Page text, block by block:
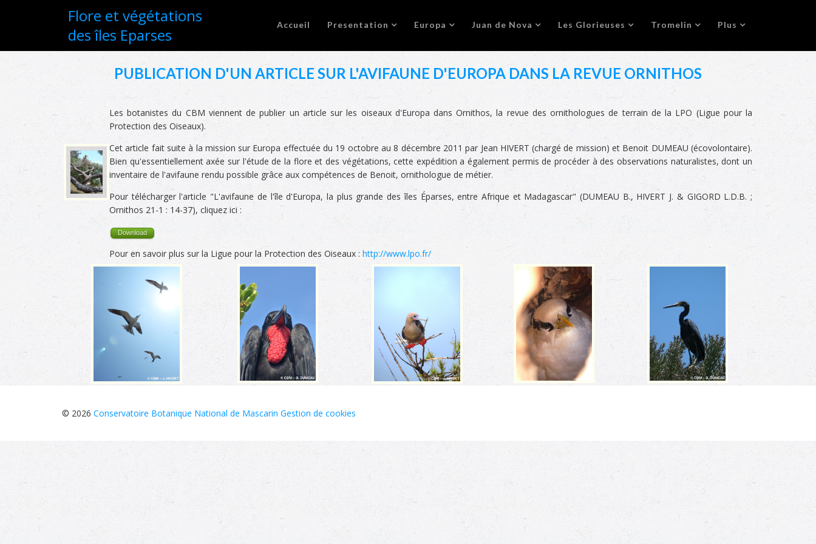
Flore et végétations
des îles Eparses
Accueil Presentation Europa Juan de Nova Les Glorieuses Tromelin Plus
PUBLICATION D'UN ARTICLE SUR L'AVIFAUNE D'EUROPA DANS LA REVUE ORNITHOS
Les botanistes du CBM viennent de publier un article sur les oiseaux d'Europa dans Ornithos, la revue des ornithologues de terrain de la LPO (Ligue pour la
Protection des Oiseaux).
Cet article fait suite à la mission sur Europa effectuée du 19 octobre au 8 décembre 2011 par Jean HIVERT (chargé de mission) et Benoit DUMEAU (écovolontaire).
Bien qu'essentiellement axée sur l'étude de la flore et des végétations, cette expédition a également permis de procéder à des observations naturalistes, dont un
inventaire de l'avifaune rendu possible grâce aux compétences de Benoit, ornithologue de métier.
Pour télécharger l'article "L'avifaune de l'île d'Europa, la plus grande des îles Éparses, entre Afrique et Madagascar" (DUMEAU B., HIVERT J. & GIGORD L.D.B. ;
Ornithos 21-1 : 14-37), cliquez ici :
Download
Pour en savoir plus sur la Ligue pour la Protection des Oiseaux : http://www.lpo.fr/
© 2026 Conservatoire Botanique National de Mascarin Gestion de cookies